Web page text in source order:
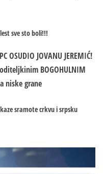
sve sto boli!!!
OSUDIO JOVANU JEREMIĆ!
BOGOHULNIM
niske grane
sramote crkvu i srpsku